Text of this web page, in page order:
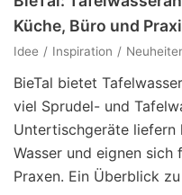
Küche, Büro und
Idee Inspiration
BieTal bietet
viel Sprudel- und
Untertischgeräte liefern
Wasser und eignen sich
Praxen. Ein Überblick